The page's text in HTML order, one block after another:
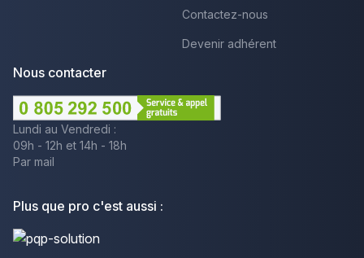
Contactez-nous
Devenir adhérent
Nous contacter
Lundi au Vendredi :
09h - 12h et 14h - 18h
Par mail
Plus que pro c'est aussi :